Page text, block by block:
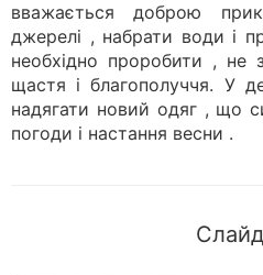
вважається доброю
джерелі , набрати води і
необхідно проробити , не
щастя і благополуччя. У
надягати новий одяг , що
погоди і настання весни .